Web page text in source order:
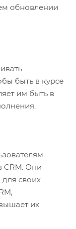
обновлении
быть в курсе
им быть в
CRM. Они
для своих
их